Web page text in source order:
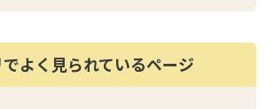
よく見られているページ